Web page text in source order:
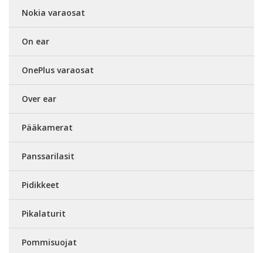
Nokia varaosat
On ear
OnePlus varaosat
Over ear
Pääkamerat
Panssarilasit
Pidikkeet
Pikalaturit
Pommisuojat